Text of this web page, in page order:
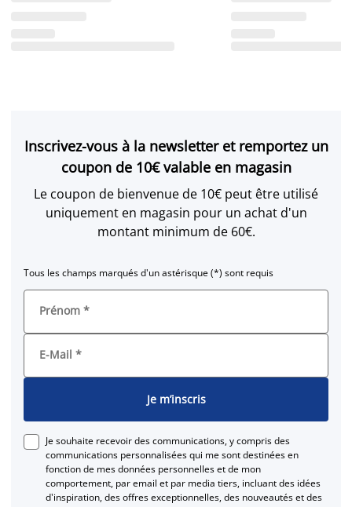
Inscrivez-vous à la newsletter et remportez un
coupon de 10€ valable en magasin
Le coupon de bienvenue de 10€ peut être utilisé
uniquement en magasin pour un achat d'un
montant minimum de 60€.
Tous les champs marqués d'un astérisque (*) sont requis
Prénom *
E-Mail *
Je m’inscris
Je souhaite recevoir des communications, y compris des
communications personnalisées qui me sont destinées en
fonction de mes données personnelles et de mon
comportement, par email et par media tiers, incluant des idées
d'inspiration, des offres exceptionnelles, des nouveautés et des